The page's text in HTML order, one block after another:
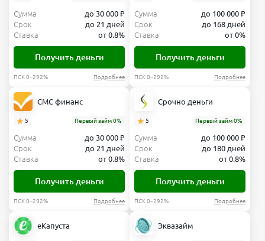
Сумма
до 30 000 ₽
Срок
до 21 дней
Ставка
от 0.8%
Получить деньги
ПСК 0–292% Подробнее
Сумма
до 100 000 ₽
Срок
до 168 дней
Ставка
от 0%
Получить деньги
ПСК 0–292% Подробнее
СМС финанс
5 Первый займ 0%
Сумма
до 30 000 ₽
Срок
до 21 дней
Ставка
от 0.8%
Получить деньги
ПСК 0–292% Подробнее
Срочно деньги
5 Первый займ 0%
Сумма
до 100 000 ₽
Срок
до 180 дней
Ставка
от 0.8%
Получить деньги
ПСК 0–292% Подробнее
еКапуста Эквазайм